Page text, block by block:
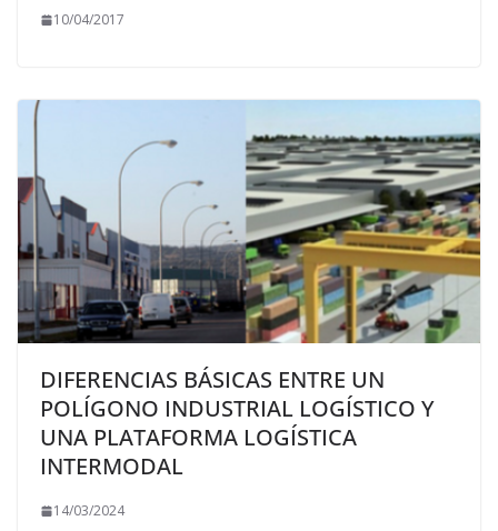
10/04/2017
DIFERENCIAS BÁSICAS ENTRE UN
POLÍGONO INDUSTRIAL LOGÍSTICO Y
UNA PLATAFORMA LOGÍSTICA
INTERMODAL
14/03/2024